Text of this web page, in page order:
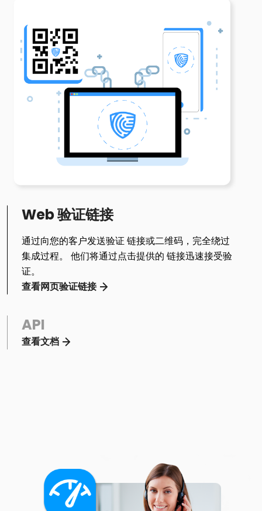
Web 验证链接
通过向您的客户发送验证 链接或二维码，完全绕过
集成过程。 他们将通过点击提供的 链接迅速接受验
证。
查看网页验证链接
API
查看文档